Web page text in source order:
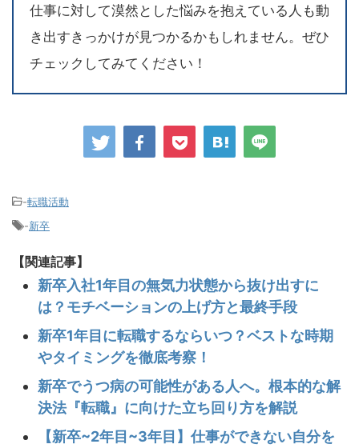
仕事に対して漠然とした悩みを抱えている人も動
き出すきっかけが見つかるかもしれません。ぜひ
チェックしてみてください！
-転職活動
-新卒
【関連記事】
新卒入社1年目の無気力状態から抜け出すに
は？モチベーションの上げ方と最終手段
新卒1年目に転職するならいつ？ベストな時期
やタイミングを徹底考察！
新卒でうつ病の可能性がある人へ。根本的な解
決法『転職』に向けた立ち回り方を解説
【新卒~2年目~3年目】仕事ができない自分を